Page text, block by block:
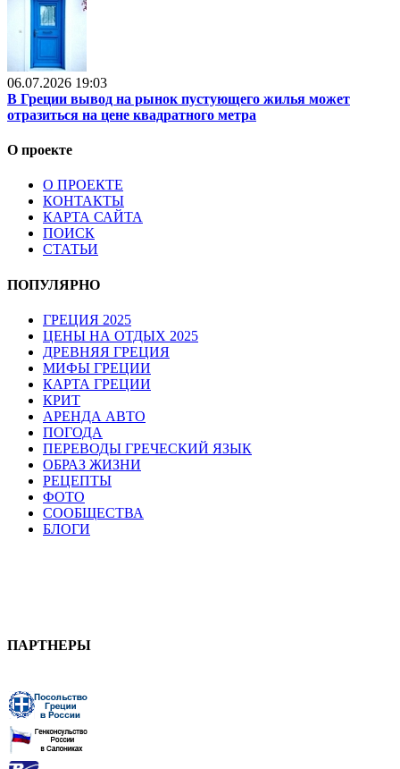
06.07.2026 19:03
В Греции вывод на рынок пустующего жилья может
отразиться на цене квадратного метра
О проекте
О ПРОЕКТЕ
КОНТАКТЫ
КАРТА САЙТА
ПОИСК
СТАТЬИ
ПОПУЛЯРНО
ГРЕЦИЯ 2025
ЦЕНЫ НА ОТДЫХ 2025
ДРЕВНЯЯ ГРЕЦИЯ
МИФЫ ГРЕЦИИ
КАРТА ГРЕЦИИ
КРИТ
АРЕНДА АВТО
ПОГОДА
ПЕРЕВОДЫ ГРЕЧЕСКИЙ ЯЗЫК
ОБРАЗ ЖИЗНИ
РЕЦЕПТЫ
ФОТО
СООБЩЕСТВА
БЛОГИ
ПАРТНЕРЫ